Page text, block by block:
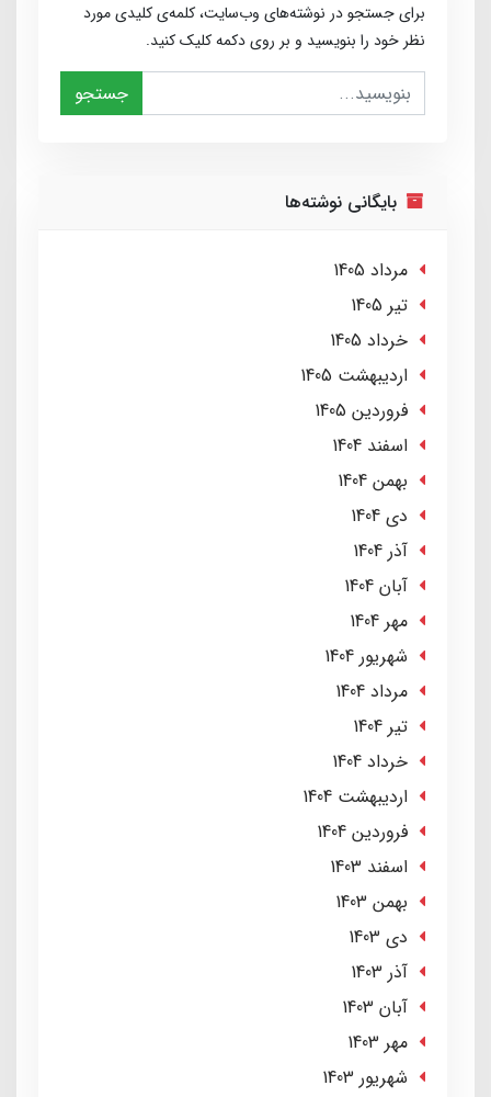
برای جستجو در نوشته‌های وب‌سایت، کلمه‌ی کلیدی مورد
نظر خود را بنویسید و بر روی دکمه کلیک کنید.
جستجو
بایگانی نوشته‌ها
مرداد 1405
تير 1405
خرداد 1405
ارديبهشت 1405
فروردین 1405
اسفند 1404
بهمن 1404
دی 1404
آذر 1404
آبان 1404
مهر 1404
شهریور 1404
مرداد 1404
تير 1404
خرداد 1404
ارديبهشت 1404
فروردین 1404
اسفند 1403
بهمن 1403
دی 1403
آذر 1403
آبان 1403
مهر 1403
شهریور 1403